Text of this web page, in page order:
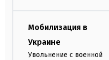
Мобилизация в
Украине
Увольнение с военной